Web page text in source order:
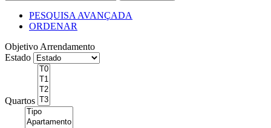
PESQUISA AVANÇADA
ORDENAR
Objetivo Arrendamento
Estado
Quartos